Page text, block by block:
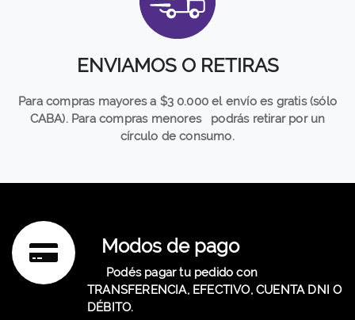
ENVIAMOS O RETIRAS
Para compras mayores a $3 0.000 el envío es gratis (sólo
CABA). Para compras menores
podrás retirar por un
círculo de consumo.
Modos de pago
Podés pagar tu pedido con
TRANSFERENCIA, EFECTIVO, CUENTA DNI O
DÉBITO.